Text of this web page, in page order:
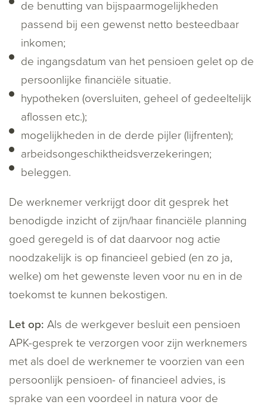
de benutting van bijspaarmogelijkheden
passend bij een gewenst netto besteedbaar
inkomen;
de ingangsdatum van het pensioen gelet op de
persoonlijke financiële situatie.
hypotheken (oversluiten, geheel of gedeeltelijk
aflossen etc.);
mogelijkheden in de derde pijler (lijfrenten);
arbeidsongeschiktheidsverzekeringen;
beleggen.
De werknemer verkrijgt door dit gesprek het
benodigde inzicht of zijn/haar financiële planning
goed geregeld is of dat daarvoor nog actie
noodzakelijk is op financieel gebied (en zo ja,
welke) om het gewenste leven voor nu en in de
toekomst te kunnen bekostigen.
Let op: Als de werkgever besluit een pensioen
APK-gesprek te verzorgen voor zijn werknemers
met als doel de werknemer te voorzien van een
persoonlijk pensioen- of financieel advies, is
sprake van een voordeel in natura voor de